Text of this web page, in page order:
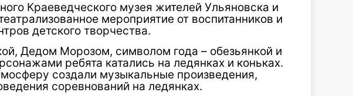
Краеведческого музея жителей Ульяновска и
мероприятие от воспитанников и
детского творчества.
Дедом Морозом, символом года – обезьянкой и
ребята катались на ледянках и коньках.
создали музыкальные произведения,
соревнований на ледянках.